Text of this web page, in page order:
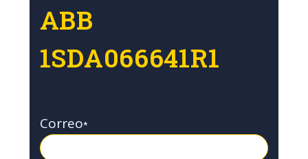
ABB
1SDA066641R1
Correo*